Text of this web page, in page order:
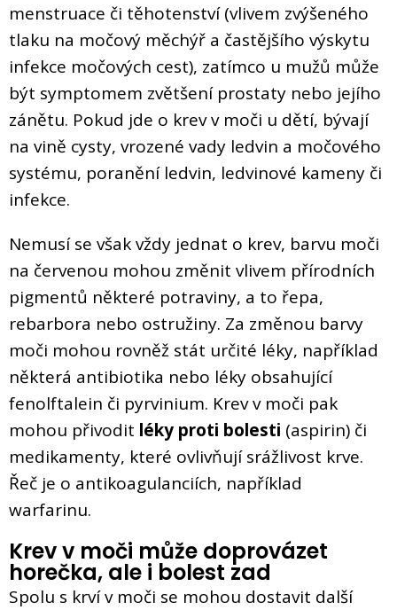
menstruace či těhotenství (vlivem zvýšeného
tlaku na močový měchýř a častějšího výskytu
infekce močových cest), zatímco u mužů může
být symptomem zvětšení prostaty nebo jejího
zánětu. Pokud jde o krev v moči u dětí, bývají
na vině cysty, vrozené vady ledvin a močového
systému, poranění ledvin, ledvinové kameny či
infekce.
Nemusí se však vždy jednat o krev, barvu moči
na červenou mohou změnit vlivem přírodních
pigmentů některé potraviny, a to řepa,
rebarbora nebo ostružiny. Za změnou barvy
moči mohou rovněž stát určité léky, například
některá antibiotika nebo léky obsahující
fenolftalein či pyrvinium. Krev v moči pak
mohou přivodit léky proti bolesti (aspirin) či
medikamenty, které ovlivňují srážlivost krve.
Řeč je o antikoagulanciích, například
warfarinu.
Krev v moči může doprovázet
horečka, ale i bolest zad
Spolu s krví v moči se mohou dostavit další